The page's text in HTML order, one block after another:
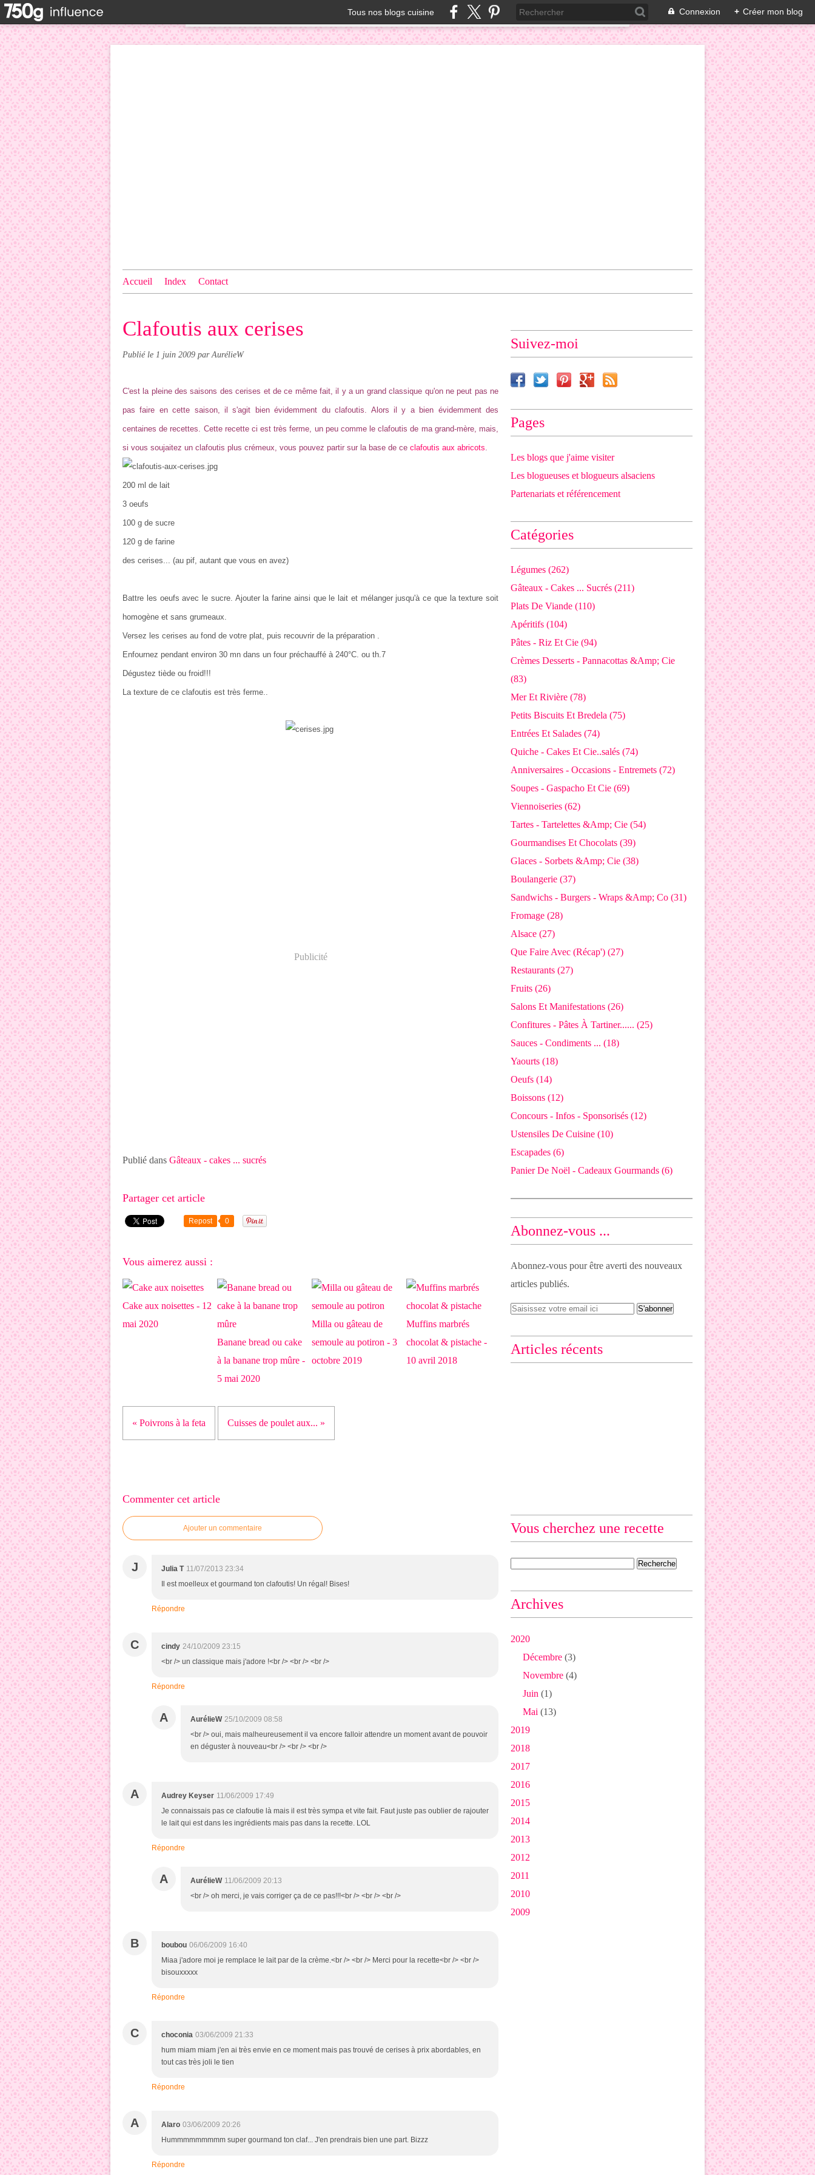
Tous nos blogs cuisine Connexion + Créer mon blog
Accueil Index Contact
Clafoutis aux cerises
Publié le 1 juin 2009 par AurélieW
C'est la pleine des saisons des cerises et de ce même fait, il y a un grand classique qu'on ne peut pas ne
pas faire en cette saison, il s'agit bien évidemment du clafoutis. Alors il y a bien évidemment des
centaines de recettes. Cette recette ci est très ferme, un peu comme le clafoutis de ma grand-mère, mais,
si vous soujaitez un clafoutis plus crémeux, vous pouvez partir sur la base de ce clafoutis aux abricots.
200 ml de lait
3 oeufs
100 g de sucre
120 g de farine
des cerises... (au pif, autant que vous en avez)
Battre les oeufs avec le sucre. Ajouter la farine ainsi que le lait et mélanger jusqu'à ce que la texture soit
homogène et sans grumeaux.
Versez les cerises au fond de votre plat, puis recouvrir de la préparation .
Enfournez pendant environ 30 mn dans un four préchauffé à 240°C. ou th.7
Dégustez tiède ou froid!!!
La texture de ce clafoutis est très ferme..
Publicité
Publié dans Gâteaux - cakes ... sucrés
Partager cet article
Repost 0
Vous aimerez aussi :
Cake aux noisettes - 12
mai 2020
Banane bread ou cake
à la banane trop mûre -
5 mai 2020
Milla ou gâteau de
semoule au potiron - 3
octobre 2019
Muffins marbrés
chocolat & pistache -
10 avril 2018
« Poivrons à la feta Cuisses de poulet aux... »
Commenter cet article
Ajouter un commentaire
J Julia T 11/07/2013 23:34
Il est moelleux et gourmand ton clafoutis! Un régal! Bises!
Répondre
C cindy 24/10/2009 23:15
<br /> un classique mais j'adore !<br /> <br /> <br />
Répondre
A AurélieW 25/10/2009 08:58
<br /> oui, mais malheureusement il va encore falloir attendre un moment avant de pouvoir
en déguster à nouveau<br /> <br /> <br />
A Audrey Keyser 11/06/2009 17:49
Je connaissais pas ce clafoutie là mais il est très sympa et vite fait. Faut juste pas oublier de rajouter
le lait qui est dans les ingrédients mais pas dans la recette. LOL
Répondre
A AurélieW 11/06/2009 20:13
<br /> oh merci, je vais corriger ça de ce pas!!!<br /> <br /> <br />
B boubou 06/06/2009 16:40
Miaa j'adore moi je remplace le lait par de la crème.<br /> <br /> Merci pour la recette<br /> <br />
bisouxxxxx
Répondre
C choconia 03/06/2009 21:33
hum miam miam j'en ai très envie en ce moment mais pas trouvé de cerises à prix abordables, en
tout cas très joli le tien
Répondre
A Alaro 03/06/2009 20:26
Hummmmmmmmm super gourmand ton claf... J'en prendrais bien une part. Bizzz
Répondre
Suivez-moi
Pages
Les blogs que j'aime visiter
Les blogueuses et blogueurs alsaciens
Partenariats et référencement
Catégories
Légumes (262)
Gâteaux - Cakes ... Sucrés (211)
Plats De Viande (110)
Apéritifs (104)
Pâtes - Riz Et Cie (94)
Crèmes Desserts - Pannacottas &Amp; Cie
(83)
Mer Et Rivière (78)
Petits Biscuits Et Bredela (75)
Entrées Et Salades (74)
Quiche - Cakes Et Cie..salés (74)
Anniversaires - Occasions - Entremets (72)
Soupes - Gaspacho Et Cie (69)
Viennoiseries (62)
Tartes - Tartelettes &Amp; Cie (54)
Gourmandises Et Chocolats (39)
Glaces - Sorbets &Amp; Cie (38)
Boulangerie (37)
Sandwichs - Burgers - Wraps &Amp; Co (31)
Fromage (28)
Alsace (27)
Que Faire Avec (Récap') (27)
Restaurants (27)
Fruits (26)
Salons Et Manifestations (26)
Confitures - Pâtes À Tartiner...... (25)
Sauces - Condiments ... (18)
Yaourts (18)
Oeufs (14)
Boissons (12)
Concours - Infos - Sponsorisés (12)
Ustensiles De Cuisine (10)
Escapades (6)
Panier De Noël - Cadeaux Gourmands (6)
Abonnez-vous ...
Abonnez-vous pour être averti des nouveaux
articles publiés.
Articles récents
Vous cherchez une recette
Archives
2020
Décembre (3)
Novembre (4)
Juin (1)
Mai (13)
2019
2018
2017
2016
2015
2014
2013
2012
2011
2010
2009